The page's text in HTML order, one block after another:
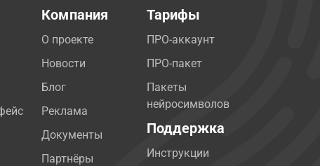
Компания
О проекте
Новости
Блог
Реклама
Документы
Партнёры
Тарифы
ПРО-аккаунт
ПРО-пакет
Пакеты
нейросимволов
Поддержка
Инструкции